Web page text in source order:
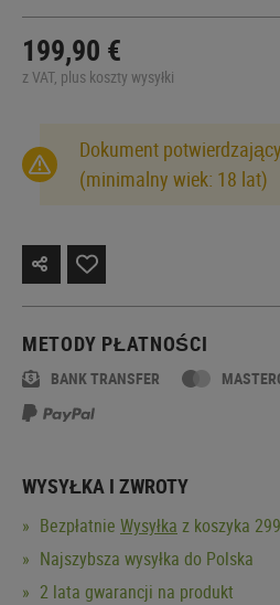
199,90 €
z VAT, plus koszty wysyłki
Dokument
(minimalny wiek: 18 lat)
METODY PŁATNOŚCI
BANK TRANSFER
WYSYŁKA I ZWROTY
Bezpłatnie Wysyłka z koszyka
Najszybsza wysyłka do Polska
2 lata gwarancji na produkt